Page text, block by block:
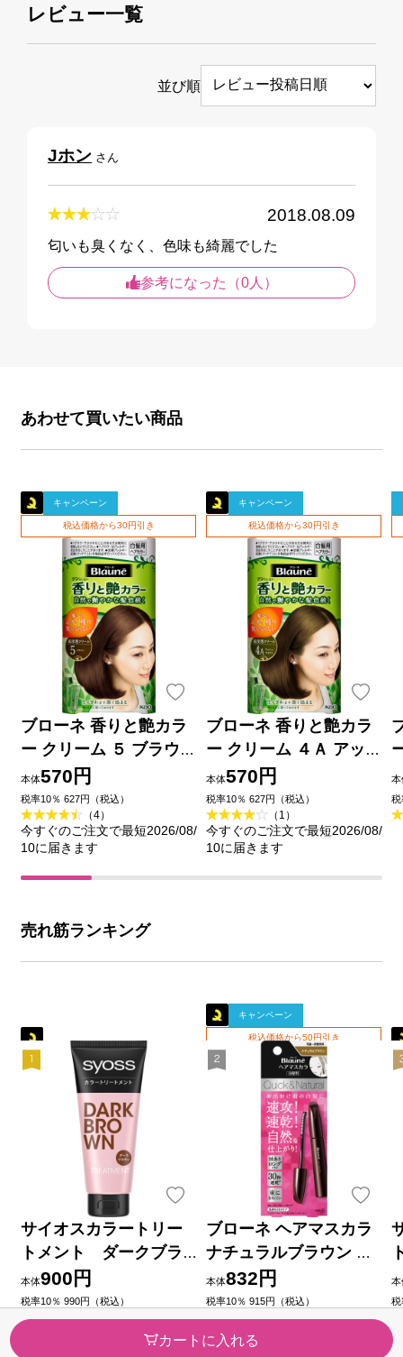
カートに入れる
レビュー一覧
並び順
Jホンさん
2018.08.09
匂いも臭くなく、色味も綺麗でした
参考になった（0人）
あわせて買いたい商品
キャンペーン
税込価格から30円引き
ブローネ 香りと艶カラ
ー クリーム ５ ブラウン
８０Ｇ 花王 (医薬部外
品)
本体570円
税率10％ 627円（税込）
（4）
今すぐのご注文で最短2026/08/
10に届きます
キャンペーン
税込価格から30円引き
ブローネ 香りと艶カラ
ー クリーム ４Ａ アッシ
ュブラウン ８０Ｇ 花王
(医薬部外品)
本体570円
税率10％ 627円（税込）
（1）
今すぐのご注文で最短2026/08/
10に届きます
本
税
売れ筋ランキング
サイオスカラートリー
トメント ダークブラ
ウン １８０ｇ ヘンケル
ジャパン
本体900円
税率10％ 990円（税込）
（10）
今すぐのご注文で最短2026/08/
キャンペーン
税込価格から50円引き
ブローネ ヘアマスカラ
ナチュラルブラウン １
２ｍｌ 花王
本体832円
税率10％ 915円（税込）
（3）
今すぐのご注文で最短2026/08/
10に届きます
本
税